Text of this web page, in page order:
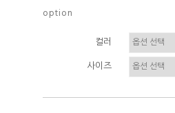
o p t i o n
컬러
사이즈